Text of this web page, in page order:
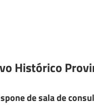
Histórico
de sala de